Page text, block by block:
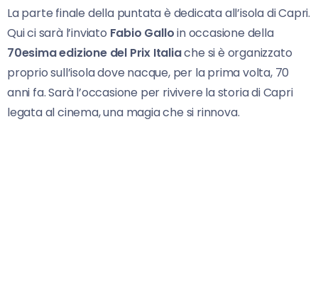
La parte finale della puntata è dedicata all’isola di Capri.
Qui ci sarà l’inviato Fabio Galloin occasione della
70esima edizione del Prix Italiache si è organizzato
proprio sull’isola dove nacque, per la prima volta, 70
anni fa. Sarà l’occasione per rivivere la storia di Capri
legata al cinema, una magia che si rinnova.